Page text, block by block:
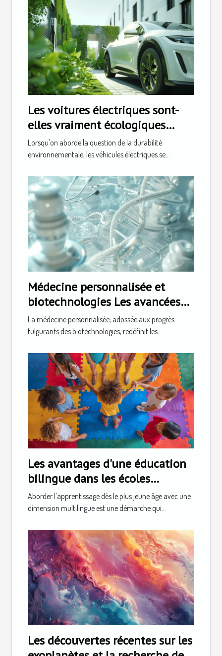
Les voitures électriques sont-
elles vraiment écologiques
analyse du cycle de vie
Lorsqu'on aborde la question de la durabilité
environnementale, les véhicules électriques se...
Médecine personnalisée et
biotechnologies Les avancées
qui transforment notre santé
La médecine personnalisée, adossée aux progrès
fulgurants des biotechnologies, redéfinit les...
Les avantages d'une éducation
bilingue dans les écoles
maternelles privées
Aborder l'apprentissage dès le plus jeune âge avec une
dimension multilingue est une démarche qui...
Les découvertes récentes sur les